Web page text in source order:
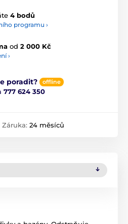
4 bodů
programu ›
od 2 000 Kč
›
poradit? offline
777 624 350
Záruka: 24 měsíců